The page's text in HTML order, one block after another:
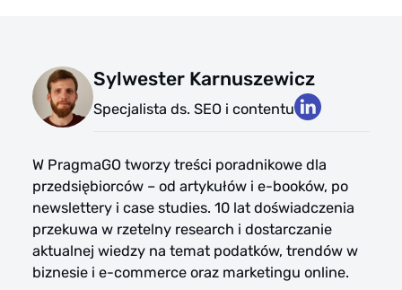
Sylwester Karnuszewicz
Specjalista ds. SEO i contentu
W PragmaGO tworzy treści poradnikowe dla
przedsiębiorców – od artykułów i e-booków, po
newslettery i case studies. 10 lat doświadczenia
przekuwa w rzetelny research i dostarczanie
aktualnej wiedzy na temat podatków, trendów w
biznesie i e-commerce oraz marketingu online.